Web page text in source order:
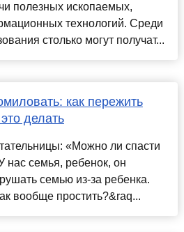
полезных ископаемых,
технологий. Среди
столько могут получат...
как пережить
делать
«Можно ли спасти
нас семья, ребенок, он
семью из-за ребенка.
вообще простить?&raq...